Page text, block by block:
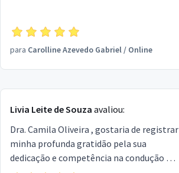
para Carolline Azevedo Gabriel/ Online
Livia Leite de Souza avaliou:
Dra. Camila Oliveira , gostaria de registrar
minha profunda gratidão pela sua
dedicação e competência na condução da